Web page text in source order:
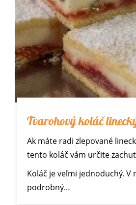
Tvarohový koláč
Ak máte radi zlepované
tento koláč vám určite
Koláč je veľmi jednoduchý. V
podrobný…